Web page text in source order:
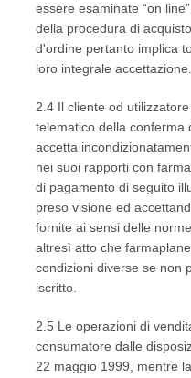
essere esaminate “on
della procedura di
d'ordine pertanto implica
loro integrale accettazione.
2.4 Il cliente od
telematico della conferma
accetta
nei suoi rapporti con
di pagamento di seguito
preso visione ed
fornite ai sensi delle
altresì atto che
condizioni diverse se non
iscritto.
2.5 Le operazioni di
consumatore dalle
22 maggio 1999, mentre